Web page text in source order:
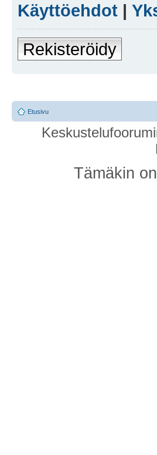
Käyttöehdot |
Rekisteröidy
Etusivu
Tämäkin on